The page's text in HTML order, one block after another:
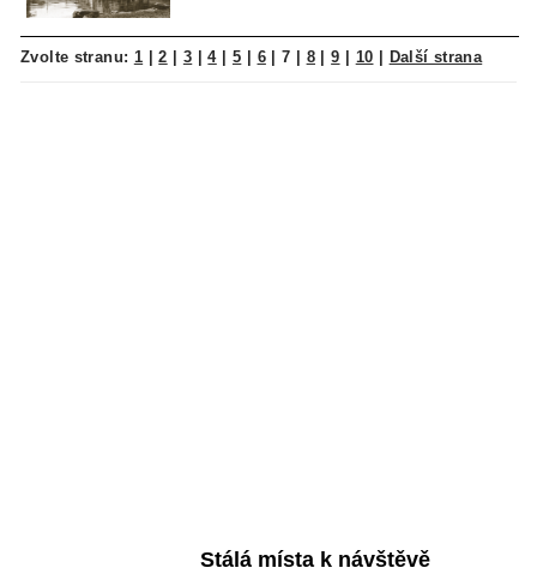
Zvolte stranu: 1 |2 3 |4| 5 6|7 8|9 10 Další strana
Stálá místa k návštěvě